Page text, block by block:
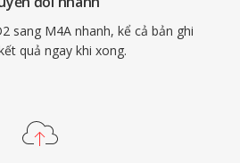
sang M4A nhanh, kể cả bản ghi
quả ngay khi xong.